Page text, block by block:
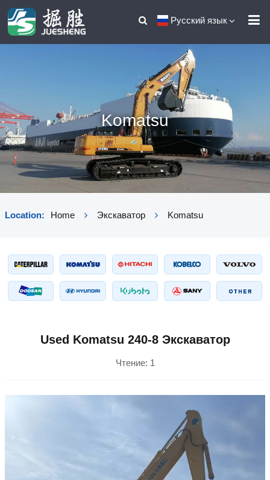
Русский язык
Komatsu
Location: Home Экскаватор Komatsu
Used Komatsu 240-8 Экскаватор
Чтение: 1